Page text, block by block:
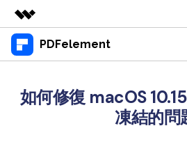
精選產品
實用工具
總覽
PDFelement
桌面版
如何修復 macOS
凍結的問